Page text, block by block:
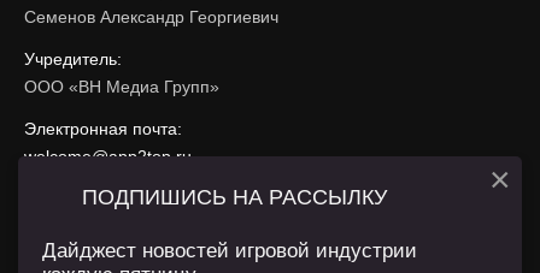
Семенов Александр Георгиевич
Учредитель:
ООО «ВН Медиа Групп»
Электронная почта:
welcome@app2top.ru
При использовании материалов активная ссылка на
ПОДПИШИСЬ НА РАССЫЛКУ
Дайджест новостей игровой индустрии
×